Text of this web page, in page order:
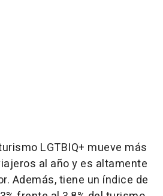
LGTBIQ+ mueve más
al año y es altamente
Además, tiene un índice de